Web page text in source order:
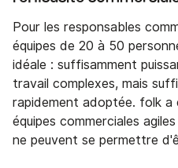
Pour les responsables
équipes de 20 à 50
idéale : suffisamment
travail complexes, mais
rapidement adoptée. folk
équipes commerciales
ne peuvent se permettre